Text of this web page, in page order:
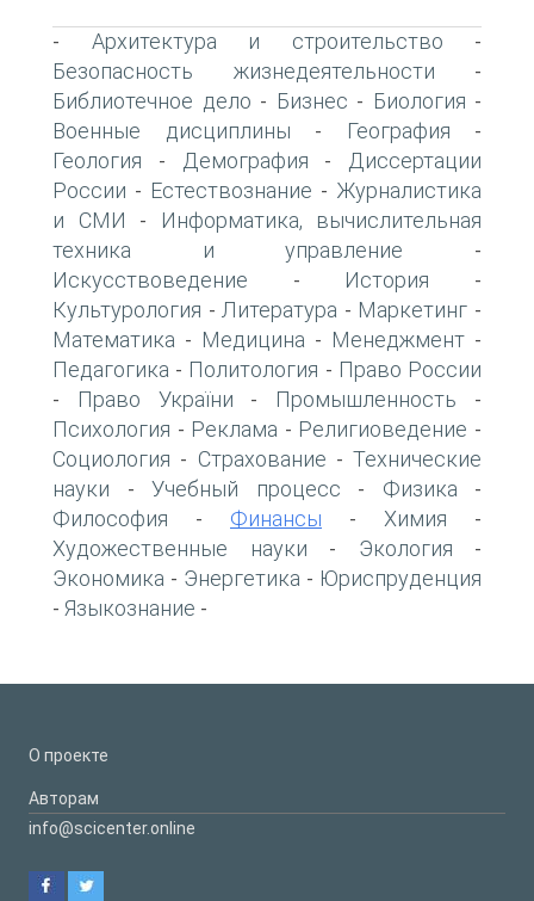
- Архитектура и строительство -
Безопасность жизнедеятельности -
Библиотечное дело - Бизнес - Биология -
Военные дисциплины - География -
Геология - Демография - Диссертации
России - Естествознание - Журналистика
и СМИ -
Информатика, вычислительная
техника и управление -
Искусствоведение - История -
Культурология -Литература - Маркетинг -
Математика - Медицина - Менеджмент -
Педагогика - Политология - Право России
- Право України - Промышленность -
Психология - Реклама - Религиоведение -
Социология - Страхование - Технические
науки - Учебный процесс - Физика -
Философия - Финансы - Химия -
Художественные науки - Экология -
Экономика - Энергетика - Юриспруденция
- Языкознание -
О проекте
Авторам
info@scicenter.online